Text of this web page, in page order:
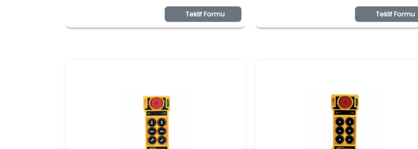
Teklif Formu Teklif Formu